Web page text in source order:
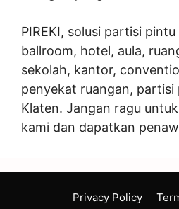
PIREKI, solusi partisi
ballroom, hotel, aula,
sekolah, kantor,
penyekat ruangan, partisi
Klaten. Jangan ragu
kami dan dapatkan
Privacy Policy